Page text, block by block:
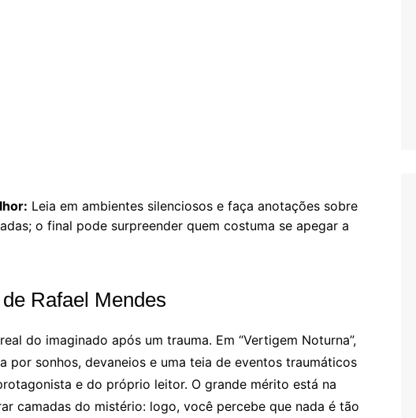
Leia em ambientes silenciosos e faça anotações sobre
o final pode surpreender quem costuma se apegar a
Rafael Mendes
do imaginado após um trauma. Em “Vertigem Noturna”,
por sonhos, devaneios e uma teia de eventos traumáticos
e do próprio leitor. O grande mérito está na
camadas do mistério: logo, você percebe que nada é tão